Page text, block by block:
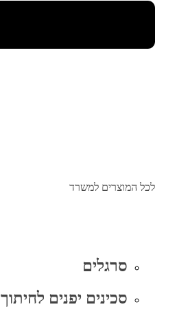
לכל המוצרים למשרד
סרגלים
סכינים יפנים לחיתוך